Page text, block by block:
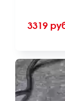
курицей
(8 шт.),
Лосось
3319